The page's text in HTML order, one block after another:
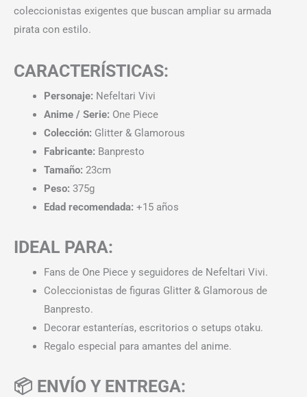
coleccionistas exigentes que buscan ampliar su armada
pirata con estilo.
CARACTERÍSTICAS:
Personaje: Nefeltari Vivi
Anime / Serie: One Piece
Colección: Glitter & Glamorous
Fabricante: Banpresto
Tamaño: 23cm
Peso: 375g
Edad recomendada: +15 años
IDEAL PARA:
Fans de One Piece y seguidores de Nefeltari Vivi.
Coleccionistas de figuras Glitter & Glamorous de
Banpresto.
Decorar estanterías, escritorios o setups otaku.
Regalo especial para amantes del anime.
📦 ENVÍO Y ENTREGA: